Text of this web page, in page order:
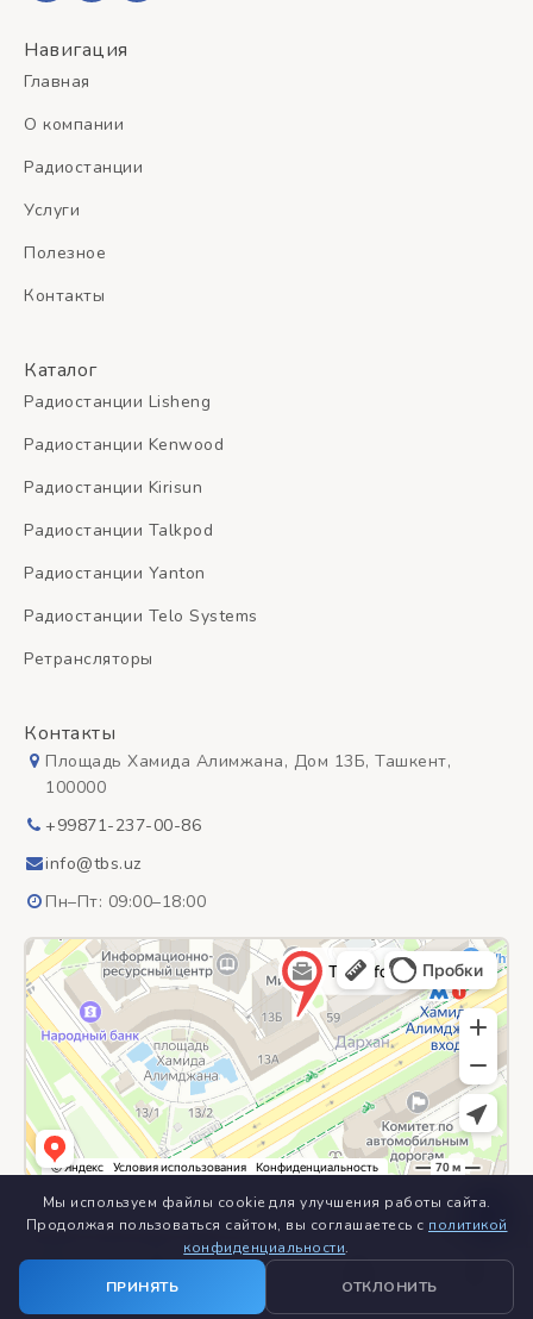
КАТЕГОРИИ
view_module build
Услуги
menu_book
Мы используем файлы cookie для улучшения работы сайта.
Продолжая пользоваться сайтом, вы соглашаетесь с политикой
конфиденциальности.
ПРИНЯТЬ ОТКЛОНИТЬ
Навигация
Главная
О компании
Радиостанции
Услуги
Полезное
Контакты
Каталог
Радиостанции Lisheng
Радиостанции Kenwood
Радиостанции Kirisun
Радиостанции Talkpod
Радиостанции Yanton
Радиостанции Telo Systems
Ретрансляторы
Контакты
Площадь Хамида Алимжана, Дом 13Б, Ташкент,
100000
+99871-237-00-86
info@tbs.uz
Пн–Пт: 09:00–18:00
ООО «TBS Inform» – специализированное
Все права защищены